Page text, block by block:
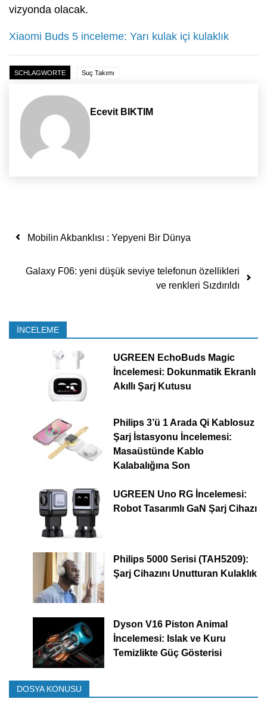
vizyonda olacak.
Xiaomi Buds 5 inceleme: Yarı kulak içi kulaklık
SCHLAGWORTE Suç Takımı
Ecevit BIKTIM
Yazı dolaşımı
Mobilin Akbanklısı : Yepyeni Bir Dünya
Galaxy F06: yeni düşük seviye telefonun özellikleri
ve renkleri Sızdırıldı
İNCELEME
UGREEN EchoBuds Magic
İncelemesi: Dokunmatik Ekranlı
Akıllı Şarj Kutusu
Philips 3’ü 1 Arada Qi Kablosuz
Şarj İstasyonu İncelemesi:
Masaüstünde Kablo
Kalabalığına Son
UGREEN Uno RG İncelemesi:
Robot Tasarımlı GaN Şarj Cihazı
Philips 5000 Serisi (TAH5209):
Şarj Cihazını Unutturan Kulaklık
Dyson V16 Piston Animal
İncelemesi: Islak ve Kuru
Temizlikte Güç Gösterisi
DOSYA KONUSU